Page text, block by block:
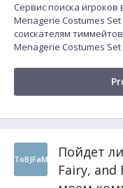
Сервис поиска игроков
Menagerie Costumes
соискателям
Menagerie Costumes
ToBJFaM
Пойдет
Fairy, and